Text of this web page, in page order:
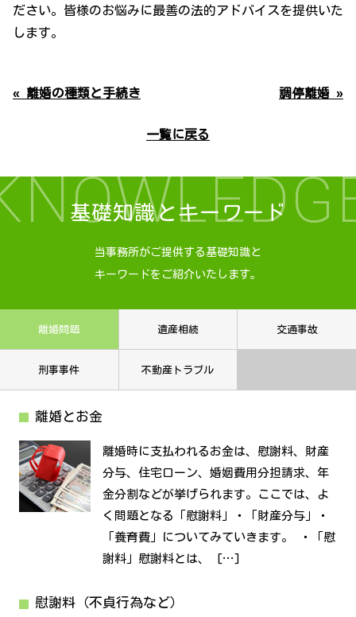
ださい。皆様のお悩みに最善の法的アドバイスを提供いた
します。
« 離婚の種類と手続き 調停離婚 »
一覧に戻る
基礎知識とキーワード
当事務所がご提供する基礎知識と
キーワードをご紹介いたします。
離婚問題 遺産相続 交通事故
刑事事件 不動産トラブル
離婚とお金
離婚時に支払われるお金は、慰謝料、財産
分与、住宅ローン、婚姻費用分担請求、年
金分割などが挙げられます。ここでは、よ
く問題となる「慰謝料」・「財産分与」・
「養育費」についてみていきます。 ・「慰
謝料」慰謝料とは、 […]
慰謝料（不貞行為など）